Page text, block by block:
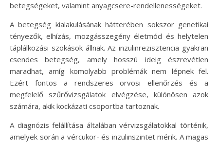
betegségeket, valamint anyagcsere-rendellenességeket.
A betegség kialakulásának hátterében sokszor genetikai
tényezők, elhízás, mozgásszegény életmód és helytelen
táplálkozási szokások állnak. Az inzulinrezisztencia gyakran
csendes betegség, amely hosszú ideig észrevétlen
maradhat, amíg komolyabb problémák nem lépnek fel.
Ezért fontos a rendszeres orvosi ellenőrzés és a
megfelelő szűrővizsgálatok elvégzése, különösen azok
számára, akik kockázati csoportba tartoznak.
A diagnózis felállítása általában vérvizsgálatokkal történik,
amelyek során a vércukor- és inzulinszintet mérik. A magas